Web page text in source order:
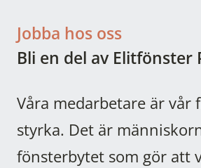
Jobba hos oss
Bli en del av Elitfönster
Våra medarbetare är vår
styrka. Det är
fönsterbytet som gör att